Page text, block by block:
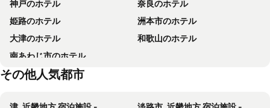
都シティ 大阪天王寺
ヴィアイン大阪京橋
ホテルブライトンシティ大阪北浜
ガーナーホテル大阪本町北船場 （ＩＨＧホテルズ＆リゾーツ）
東横INN大阪鶴橋駅前
ダイワロイネットホテル大阪上本町
八尾グランドホテル
セラヴィー松原インター店
心斎橋駅
弁天町駅
京橋駅
新神戸駅
久宝寺緑地
八尾空港
平野区
大阪府立中央図書館
神戸のホテル
奈良のホテル
姫路のホテル
洲本市のホテル
大津のホテル
和歌山のホテル
南あわじ市のホテル
その他人気都市